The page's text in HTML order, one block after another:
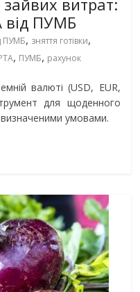
витрат:
від ПУМБ
ПУМБ, зняття готівки,
, ПУМБ, рахунок
валюті (USD, EUR,
для щоденного
визначеними умовами.